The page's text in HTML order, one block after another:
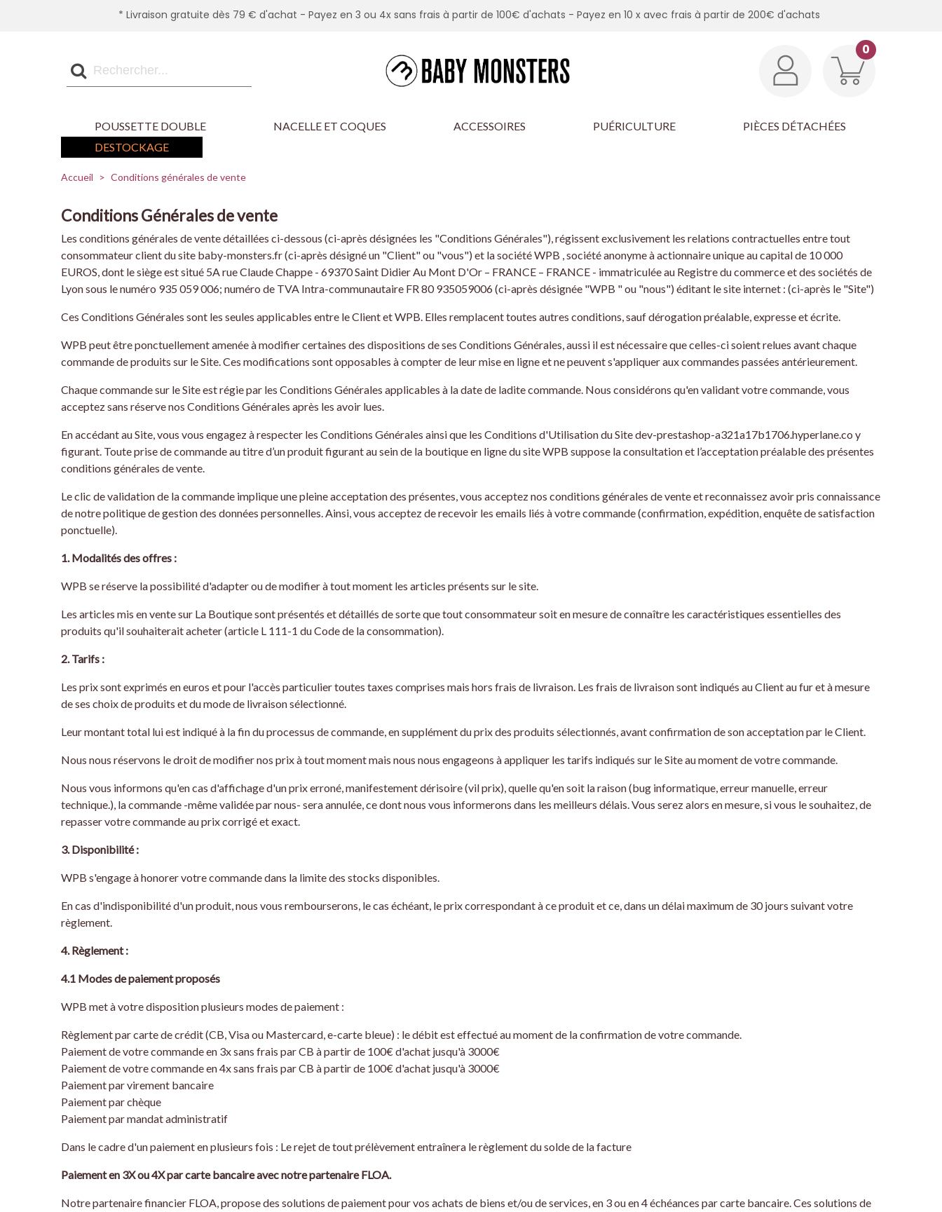
* Livraison gratuite dès 79 € d'achat - Payez en 3 ou 4x sans frais à partir de 100€ d'achats - Payez en 10 x avec frais à partir de 200€ d'achats
0
POUSSETTE DOUBLE NACELLE ET COQUES ACCESSOIRES PUÉRICULTURE
PIÈCES DÉTACHÉES
DESTOCKAGE
Accueil > Conditions générales de vente
Conditions Générales de vente
Les conditions générales de vente détaillées ci-dessous (ci-après désignées les "Conditions Générales"), régissent exclusivement les relations contractuelles entre tout
consommateur client du site baby-monsters.fr (ci-après désigné un "Client" ou "vous") et la société WPB , société anonyme à actionnaire unique au capital de 10 000
EUROS, dont le siège est situé 5A rue Claude Chappe - 69370 Saint Didier Au Mont D'Or – FRANCE – FRANCE - immatriculée au Registre du commerce et des sociétés de
Lyon sous le numéro 935 059 006; numéro de TVA Intra-communautaire FR 80 935059006 (ci-après désignée "WPB " ou "nous") éditant le site internet : (ci-après le "Site")
Ces Conditions Générales sont les seules applicables entre le Client et WPB. Elles remplacent toutes autres conditions, sauf dérogation préalable, expresse et écrite.
WPB peut être ponctuellement amenée à modifier certaines des dispositions de ses Conditions Générales, aussi il est nécessaire que celles-ci soient relues avant chaque
commande de produits sur le Site. Ces modifications sont opposables à compter de leur mise en ligne et ne peuvent s'appliquer aux commandes passées antérieurement.
Chaque commande sur le Site est régie par les Conditions Générales applicables à la date de ladite commande. Nous considérons qu'en validant votre commande, vous
acceptez sans réserve nos Conditions Générales après les avoir lues.
En accédant au Site, vous vous engagez à respecter les Conditions Générales ainsi que les Conditions d'Utilisation du Site dev-prestashop-a321a17b1706.hyperlane.co y
figurant. Toute prise de commande au titre d’un produit figurant au sein de la boutique en ligne du site WPB suppose la consultation et l’acceptation préalable des présentes
conditions générales de vente.
Le clic de validation de la commande implique une pleine acceptation des présentes, vous acceptez nos conditions générales de vente et reconnaissez avoir pris connaissance
de notre politique de gestion des données personnelles. Ainsi, vous acceptez de recevoir les emails liés à votre commande (confirmation, expédition, enquête de satisfaction
ponctuelle).
1. Modalités des offres :
WPB se réserve la possibilité d'adapter ou de modifier à tout moment les articles présents sur le site.
Les articles mis en vente sur La Boutique sont présentés et détaillés de sorte que tout consommateur soit en mesure de connaître les caractéristiques essentielles des
produits qu'il souhaiterait acheter (article L 111-1 du Code de la consommation).
2. Tarifs :
Les prix sont exprimés en euros et pour l'accès particulier toutes taxes comprises mais hors frais de livraison. Les frais de livraison sont indiqués au Client au fur et à mesure
de ses choix de produits et du mode de livraison sélectionné.
Leur montant total lui est indiqué à la fin du processus de commande, en supplément du prix des produits sélectionnés, avant confirmation de son acceptation par le Client.
Nous nous réservons le droit de modifier nos prix à tout moment mais nous nous engageons à appliquer les tarifs indiqués sur le Site au moment de votre commande.
Nous vous informons qu'en cas d'affichage d'un prix erroné, manifestement dérisoire (vil prix), quelle qu'en soit la raison (bug informatique, erreur manuelle, erreur
technique.), la commande -même validée par nous- sera annulée, ce dont nous vous informerons dans les meilleurs délais. Vous serez alors en mesure, si vous le souhaitez, de
repasser votre commande au prix corrigé et exact.
3. Disponibilité :
WPB s'engage à honorer votre commande dans la limite des stocks disponibles.
En cas d'indisponibilité d'un produit, nous vous rembourserons, le cas échéant, le prix correspondant à ce produit et ce, dans un délai maximum de 30 jours suivant votre
règlement.
4. Règlement :
4.1 Modes de paiement proposés
WPB met à votre disposition plusieurs modes de paiement :
Règlement par carte de crédit (CB, Visa ou Mastercard, e-carte bleue) : le débit est effectué au moment de la confirmation de votre commande.
Paiement de votre commande en 3x sans frais par CB à partir de 100€ d'achat jusqu'à 3000€
Paiement de votre commande en 4x sans frais par CB à partir de 100€ d'achat jusqu'à 3000€
Paiement par virement bancaire
Paiement par chèque
Paiement par mandat administratif
Dans le cadre d'un paiement en plusieurs fois : Le rejet de tout prélèvement entraînera le règlement du solde de la facture
Paiement en 3X ou 4X par carte bancaire avec notre partenaire FLOA.
Notre partenaire financier FLOA, propose des solutions de paiement pour vos achats de biens et/ou de services, en 3 ou en 4 échéances par carte bancaire. Ces solutions de